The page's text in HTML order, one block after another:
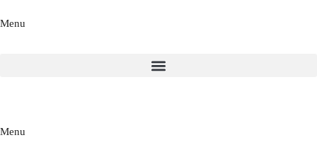
Menu
Menu